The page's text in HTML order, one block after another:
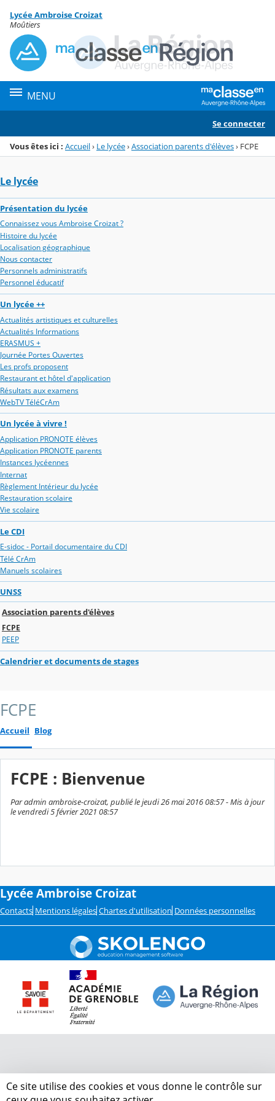
Menu de la rubrique
Contenu
Lycée Ambroise Croizat
Moûtiers
MENU
Se connecter
Vous êtes ici : Accueil› Le lycée›Association parents d'élèves› FCPE
Le lycée
Présentation du lycée
Connaissez vous Ambroise Croizat ?
Histoire du lycée
Localisation géographique
Nous contacter
Personnels administratifs
Personnel éducatif
Un lycée ++
Actualités artistiques et culturelles
Actualités Informations
ERASMUS +
Journée Portes Ouvertes
Les profs proposent
Restaurant et hôtel d'application
Résultats aux examens
WebTV TéléCrAm
Un lycée à vivre !
Application PRONOTE élèves
Application PRONOTE parents
Instances lycéennes
Internat
Règlement Intérieur du lycée
Restauration scolaire
Vie scolaire
Le CDI
E-sidoc - Portail documentaire du CDI
Télé CrAm
Manuels scolaires
UNSS
Association parents d'élèves
FCPE
PEEP
Calendrier et documents de stages
FCPE
Accueil Blog
FCPE : Bienvenue
Par admin ambroise-croizat, publié le jeudi 26 mai 2016 08:57 - Mis à jour
le vendredi 5 février 2021 08:57
Lycée Ambroise Croizat
Contacts Mentions légales Chartes d'utilisation Données personnelles
Ce site utilise des cookies et vous donne le contrôle sur